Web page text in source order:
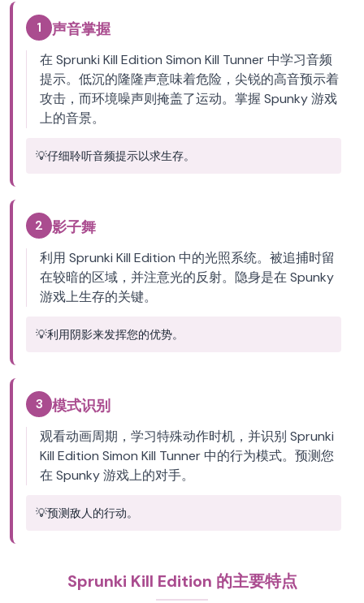
1 声音掌握
在 Sprunki Kill Edition Simon Kill Tunner 中学习音频
提示。低沉的隆隆声意味着危险，尖锐的高音预示着
攻击，而环境噪声则掩盖了运动。掌握 Spunky 游戏
上的音景。
💡仔细聆听音频提示以求生存。
2 影子舞
利用 Sprunki Kill Edition 中的光照系统。被追捕时留
在较暗的区域，并注意光的反射。隐身是在 Spunky
游戏上生存的关键。
💡利用阴影来发挥您的优势。
3 模式识别
观看动画周期，学习特殊动作时机，并识别 Sprunki
Kill Edition Simon Kill Tunner 中的行为模式。预测您
在 Spunky 游戏上的对手。
💡预测敌人的行动。
Sprunki Kill Edition 的主要特点